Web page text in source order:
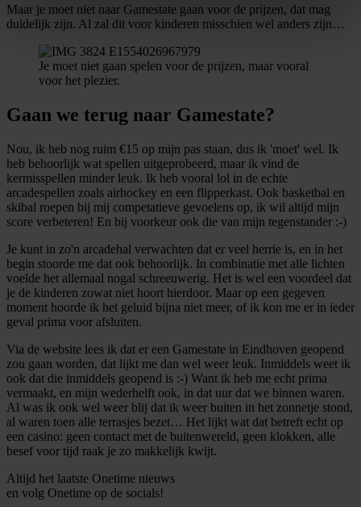
verwerkt en stel uw voorkeuren in hetdetailgedeeltein.
intrekken in de Cookieverklaring.
personaliseren, om functies voor social media te bieden
informatie over uw gebruik van onze site met onze
partners voor social media, adverteren en analyse. Deze
partners kunnen deze gegevens combineren met andere
informatie die u aan ze heeft verstrekt of die ze hebben
Maar je moet niet naar Gamestate gaan voor de prijzen, dat mag
duidelijk zijn. Al zal dit voor kinderen misschien wel anders zijn…
Je moet niet gaan spelen voor de prijzen, maar vooral
voor het plezier.
Gaan we terug naar Gamestate?
Nou, ik heb nog ruim €15 op mijn pas staan, dus ik 'moet' wel. Ik
heb behoorlijk wat spellen uitgeprobeerd, maar ik vind de
kermisspellen minder leuk. Ik heb vooral lol in de echte
arcadespellen zoals airhockey en een flipperkast. Ook basketbal en
skibal roepen bij mij competatieve gevoelens op, ik wil altijd mijn
score verbeteren! En bij voorkeur ook die van mijn tegenstander :-)
Je kunt in zo'n arcadehal verwachten dat er veel herrie is, en in het
begin stoorde me dat ook behoorlijk. In combinatie met alle lichten
voelde het allemaal nogal schreeuwerig. Het is wel een voordeel dat
je de kinderen zowat niet hoort hierdoor. Maar op een gegeven
moment hoorde ik het geluid bijna niet meer, of ik kon me er in ieder
geval prima voor afsluiten.
Via de website lees ik dat er een Gamestate in Eindhoven geopend
zou gaan worden, dat lijkt me dan wel weer leuk. Inmiddels weet ik
ook dat die inmiddels geopend is :-) Want ik heb me echt prima
vermaakt, en mijn wederhelft ook, in dat uur dat we binnen waren.
Al was ik ook wel weer blij dat ik weer buiten in het zonnetje stond,
al waren toen alle terrasjes bezet… Het lijkt wat dat betreft echt op
een casino: geen contact met de buitenwereld, geen klokken, alle
besef voor tijd raak je zo makkelijk kwijt.
Altijd het laatste Onetime nieuws
en volg Onetime op de socials!